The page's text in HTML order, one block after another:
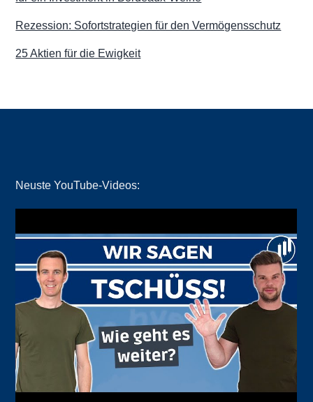
Rezession: Sofortstrategien für den Vermögensschutz
25 Aktien für die Ewigkeit
Neuste YouTube-Videos: